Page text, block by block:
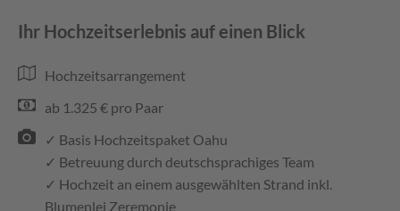
Ihr Hochzeitserlebnis auf einen Blick
Hochzeitsarrangement
ab 1.325 € pro Paar
✓ Basis Hochzeitspaket Oahu
✓ Betreuung durch deutschsprachiges Team
✓ Hochzeit an einem ausgewählten Strand inkl.
Blumenlei Zeremonie